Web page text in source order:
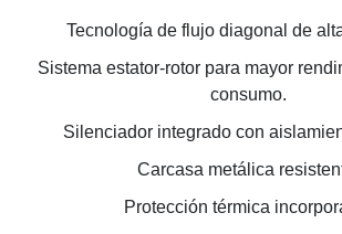
Tecnología de flujo diagonal de
Sistema estator-rotor para mayor
consumo.
Silenciador integrado con
Carcasa metálica
Protección térmica